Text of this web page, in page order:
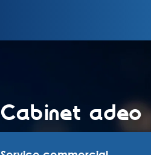
Cabinet adeo